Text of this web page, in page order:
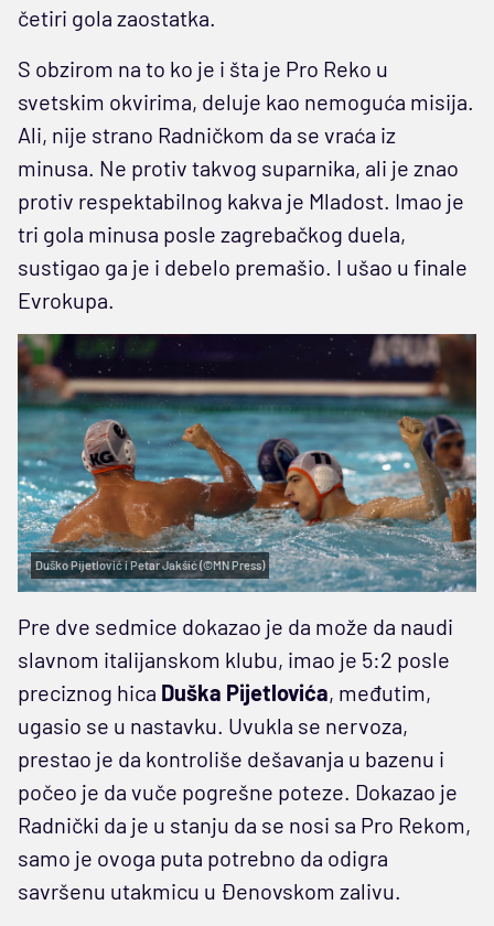
četiri gola zaostatka.
S obzirom na to ko je i šta je Pro Reko u
svetskim okvirima, deluje kao nemoguća misija.
Ali, nije strano Radničkom da se vraća iz
minusa. Ne protiv takvog suparnika, ali je znao
protiv respektabilnog kakva je Mladost. Imao je
tri gola minusa posle zagrebačkog duela,
sustigao ga je i debelo premašio. I ušao u finale
Evrokupa.
Duško Pijetlović i Petar Jakšić (©MN Press)
Pre dve sedmice dokazao je da može da naudi
slavnom italijanskom klubu, imao je 5:2 posle
preciznog hica Duška Pijetlovića, međutim,
ugasio se u nastavku. Uvukla se nervoza,
prestao je da kontroliše dešavanja u bazenu i
počeo je da vuče pogrešne poteze. Dokazao je
Radnički da je u stanju da se nosi sa Pro Rekom,
samo je ovoga puta potrebno da odigra
savršenu utakmicu u Đenovskom zalivu.